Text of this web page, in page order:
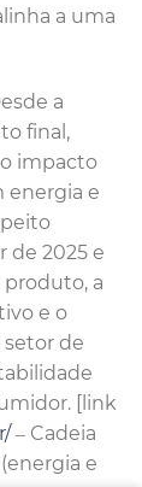
a uma
a
final,
impacto
energia e
de 2025 e
produto, a
e o
setor de
[link
– Cadeia
e